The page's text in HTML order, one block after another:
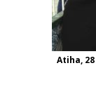
Atiha,